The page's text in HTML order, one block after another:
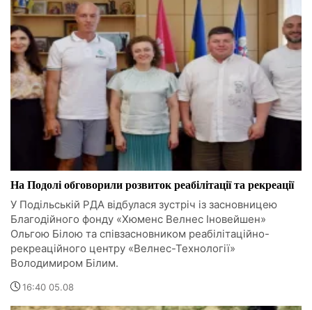
На Подолі обговорили розвиток реабілітації та рекреації
У Подільській РДА відбулася зустріч із засновницею
Благодійного фонду «Хюменс Велнес Іновейшен»
Ольгою Білою та співзасновником реабілітаційно-
рекреаційного центру «Велнес-Технології»
Володимиром Білим.
16:40 05.08